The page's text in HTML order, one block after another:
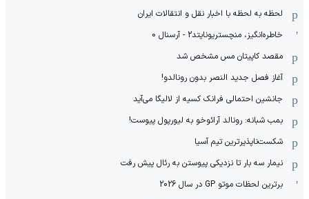
لحظه به لحظه با اخبار نقل و انتقالات ایران
خاطره‌انگیز، منچستریونایتد2 - آرسنال 0
مقصد کاپیتان مس مشخص شد
آغاز فصل جدید النصر بدون رونالدو!
جانشین احتمالی فرانک کسیه از لالیگا می‌آید
بمب شبانه: رونالد آرائوخو به لیورپول پیوست!
شکست‌ناپذیرترین تیم آسیا
نیمار سه بار تا نزدیکی پیوستن به رئال پیش رفت
برترین لحظات موتو GP در سال 2026